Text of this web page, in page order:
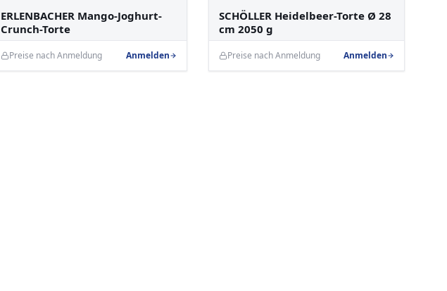
ERLENBACHER Mango-Joghurt-
Crunch-Torte
Preise nach Anmeldung Anmelden
SCHÖLLER Heidelbeer-Torte Ø 28
cm 2050 g
Preise nach Anmeldung Anmelden